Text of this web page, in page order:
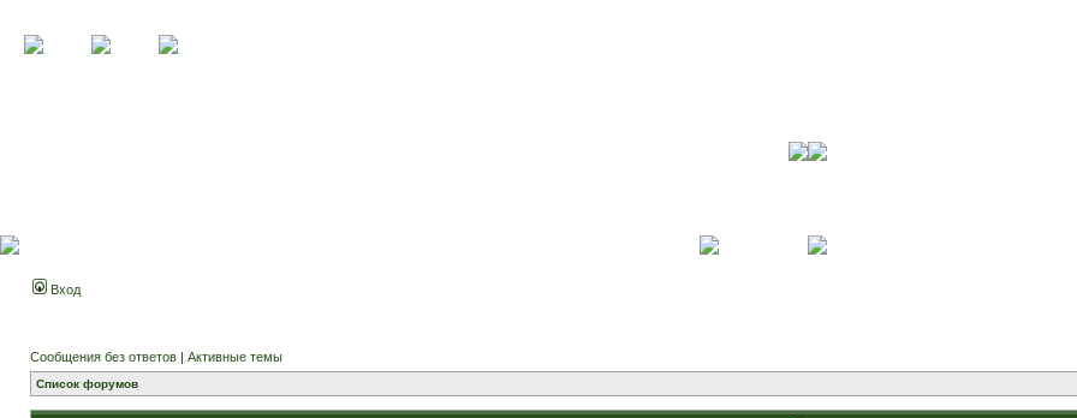
Вход
Сообщения без ответов | Активные темы
Список форумов